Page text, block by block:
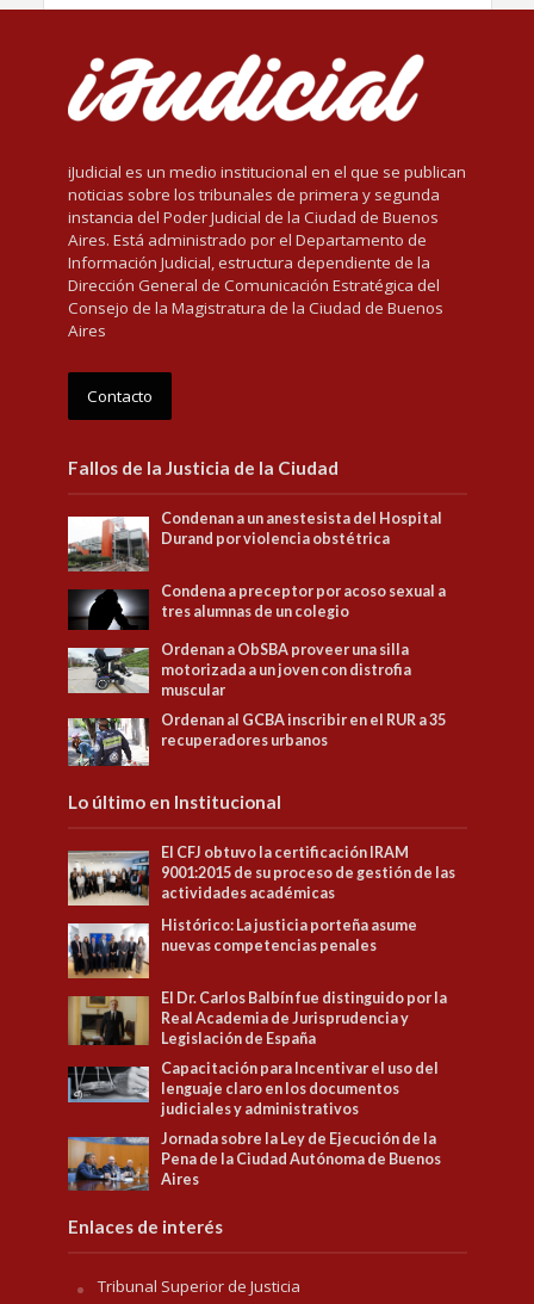
iJudicial es un medio institucional en el que se publican
noticias sobre los tribunales de primera y segunda
instancia del Poder Judicial de la Ciudad de Buenos
Aires. Está administrado por el Departamento de
Información Judicial, estructura dependiente de la
Dirección General de Comunicación Estratégica del
Consejo de la Magistratura de la Ciudad de Buenos
Aires
Contacto
Fallos de la Justicia de la Ciudad
Condenan a un anestesista del Hospital
Durand por violencia obstétrica
Condena a preceptor por acoso sexual a
tres alumnas de un colegio
Ordenan a ObSBA proveer una silla
motorizada a un joven con distrofia
muscular
Ordenan al GCBA inscribir en el RUR a 35
recuperadores urbanos
Lo último en Institucional
El CFJ obtuvo la certificación IRAM
9001:2015 de su proceso de gestión de las
actividades académicas
Histórico: La justicia porteña asume
nuevas competencias penales
El Dr. Carlos Balbín fue distinguido por la
Real Academia de Jurisprudencia y
Legislación de España
Capacitación para Incentivar el uso del
lenguaje claro en los documentos
judiciales y administrativos
Jornada sobre la Ley de Ejecución de la
Pena de la Ciudad Autónoma de Buenos
Aires
Enlaces de interés
Tribunal Superior de Justicia